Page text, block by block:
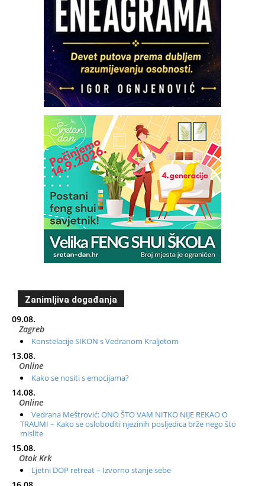
Zanimljiva događanja
09.08.
Zagreb
Konstelacije SIKON s Vedranom Kraljetom
13.08.
Online
Kako se nositi s emocijama?
14.08.
Online
Vedrana Meštrović: ONO ŠTO VAM NITKO NIJE REKAO O
TRAUMI – Kako se osloboditi njezinih posljedica brže nego što
mislite
15.08.
Otok Krk
Ljetni DOP retreat – Izvorno stanje sebe